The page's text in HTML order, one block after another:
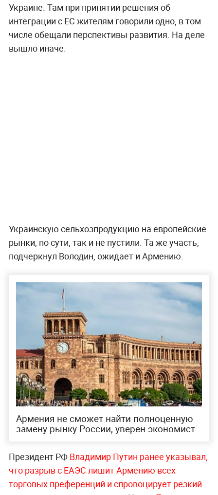
Украине. Там при принятии решения об
интеграции с ЕС жителям говорили одно, в том
числе обещали перспективы развития. На деле
вышло иначе.
Украинскую сельхозпродукцию на европейские
рынки, по сути, так и не пустили. Та же участь,
подчеркнул Володин, ожидает и Армению.
Армения не сможет найти полноценную
замену рынку России, уверен экономист
Президент РФ Владимир Путин ранее указывал,
что разрыв с ЕАЭС лишит Армению всех
торговых преференций и спровоцирует резкий